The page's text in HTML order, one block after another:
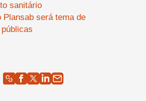
sanitário
Plansab será tema de